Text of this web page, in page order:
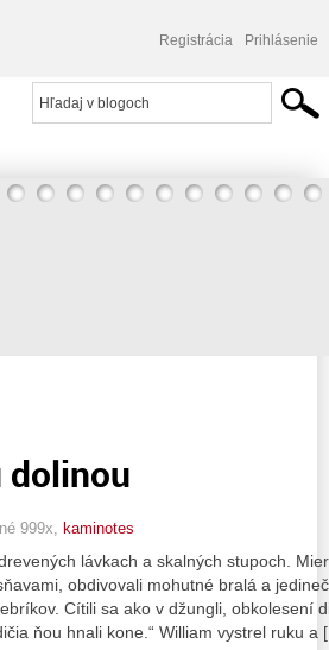
Registrácia Prihlásenie
dolinou
999x, kaminotes
lávkach a skalných stupoch.
obdivovali mohutné bralá a
Cítili sa ako v džungli, obkolesení
ňou hnali kone.“ William vystrel ruku a